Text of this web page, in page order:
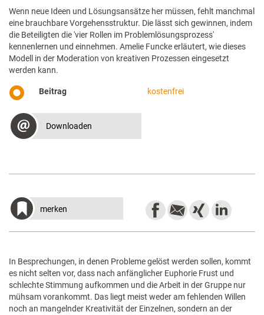
Wenn neue Ideen und Lösungsansätze her müssen, fehlt manchmal
eine brauchbare Vorgehensstruktur. Die lässt sich gewinnen, indem
die Beteiligten die 'vier Rollen im Problemlösungsprozess'
kennenlernen und einnehmen. Amelie Funcke erläutert, wie dieses
Modell in der Moderation von kreativen Prozessen eingesetzt
werden kann.
Beitrag kostenfrei
Downloaden
merken
In Besprechungen, in denen Pro­bleme gelöst werden sollen, kommt
es nicht selten vor, dass nach anfänglicher Euphorie Frust und
schlechte Stimmung aufkommen und die Arbeit in der Gruppe nur
mühsam vorankommt. Das liegt meist weder am fehlenden Willen
noch an mangelnder Kreativität der Einzelnen, sondern an der